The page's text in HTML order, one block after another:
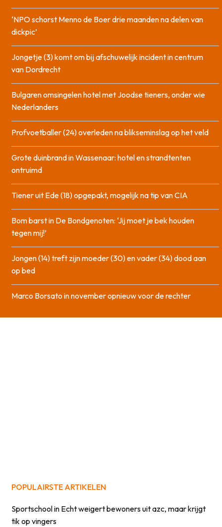
‘NPO schorst Menno de Boer drie maanden na delen van
dickpic’
Jongetje (3) komt om bij afschuwelijk incident in centrum
van Dordrecht
Bulgaren omsingelen hotel met Joodse tieners, onder wie
Nederlanders
Profvoetballer (24) overleden na blikseminslag op het veld
Grote duinbrand in Wassenaar: hotel en strandtenten
ontruimd
Tiener uit Ede (18) opgepakt, mogelijk na tip van CIA
Bom barst in De Bondgenoten: ‘Jij moet je bek houden
tegen mij!’
Jongen (14) treft zijn moeder (30) en vader (34) dood aan
op bed
Marco Borsato in november opnieuw voor de rechter
POPULAIRSTE ARTIKELEN
Sportschool in Echt weigert bewoners uit azc, maar krijgt
tik op vingers